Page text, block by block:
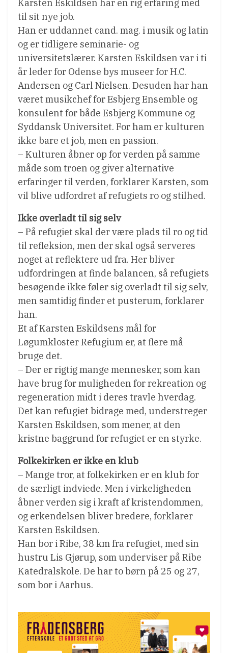
Karsten Eskildsen har en rig erfaring med
til sit nye job.
Han er uddannet cand. mag. i musik og latin
og er tidligere seminarie- og
universitetslærer. Karsten Eskildsen var i ti
år leder for Odense bys museer for H.C.
Andersen og Carl Nielsen. Desuden har han
været musikchef for Esbjerg Ensemble og
konsulent for både Esbjerg Kommune og
Syddansk Universitet. For ham er kulturen
ikke bare et job, men en passion.
– Kulturen åbner op for verden på samme
måde som troen og giver alternative
erfaringer til verden, forklarer Karsten, som
vil blive udfordret af refugiets ro og stilhed.
Ikke overladt til sig selv
– På refugiet skal der være plads til ro og tid
til refleksion, men der skal også serveres
noget at reflektere ud fra. Her bliver
udfordringen at finde balancen, så refugiets
besøgende ikke føler sig overladt til sig selv,
men samtidig finder et pusterum, forklarer
han.
Et af Karsten Eskildsens mål for
Løgumkloster Refugium er, at flere må
bruge det.
– Der er rigtig mange mennesker, som kan
have brug for muligheden for rekreation og
regeneration midt i deres travle hverdag.
Det kan refugiet bidrage med, understreger
Karsten Eskildsen, som mener, at den
kristne baggrund for refugiet er en styrke.
Folkekirken er ikke en klub
– Mange tror, at folkekirken er en klub for
de særligt indviede. Men i virkeligheden
åbner verden sig i kraft af kristendommen,
og erkendelsen bliver bredere, forklarer
Karsten Eskildsen.
Han bor i Ribe, 38 km fra refugiet, med sin
hustru Lis Gjørup, som underviser på Ribe
Katedralskole. De har to børn på 25 og 27,
som bor i Aarhus.